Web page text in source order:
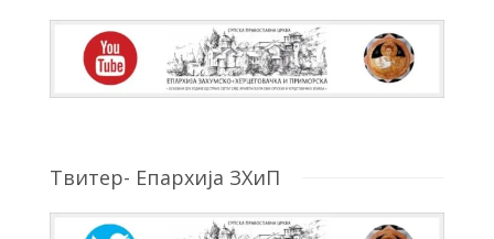
Твитер- Епархија ЗХиП